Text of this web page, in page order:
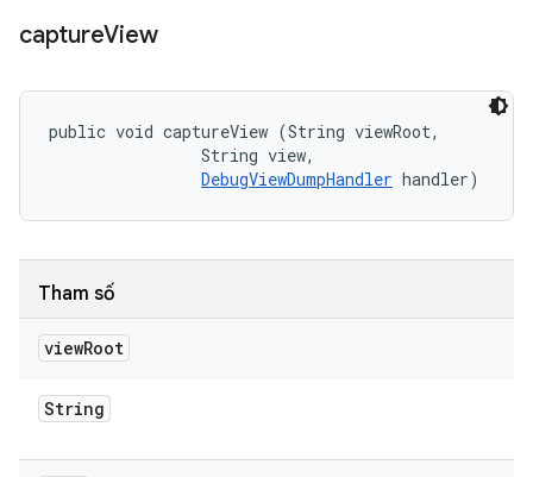
captureView
public void captureView (String viewRoot,
                String view,
DebugViewDumpHandler handler)
Tham số
viewRoot
String